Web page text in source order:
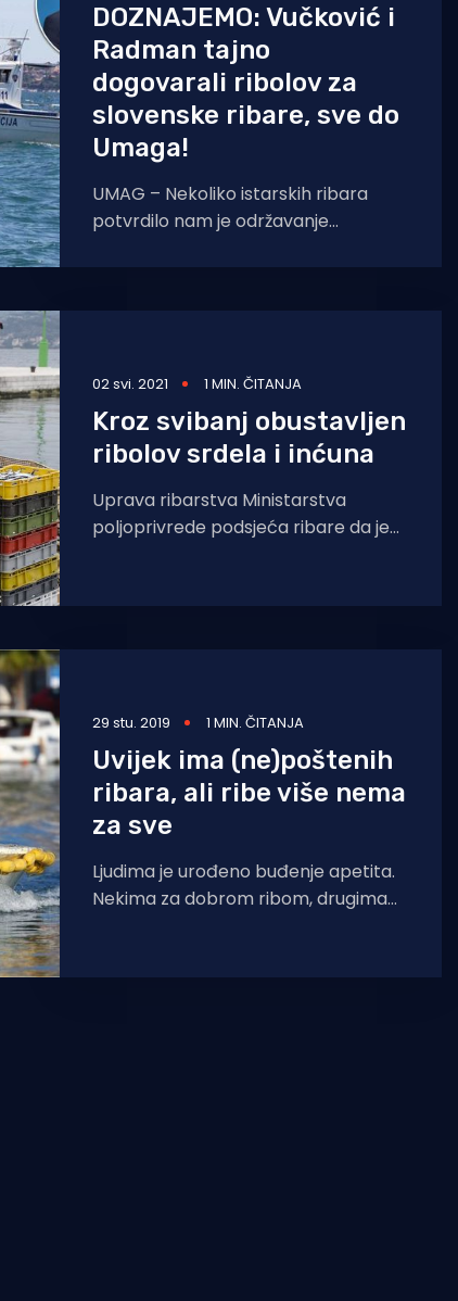
DOZNAJEMO: Vučković i
Radman tajno
dogovarali ribolov za
slovenske ribare, sve do
Umaga!
UMAG – Nekoliko istarskih ribara
potvrdilo nam je održavanje
poljoprivrede Marije Vučković,
02 svi. 2021 1 MIN. ČITANJA
Kroz svibanj obustavljen
ribolov srdela i inćuna
Uprava ribarstva Ministarstva
poljoprivrede podsjeća ribare da je
plivaricom – srdelarom, radi zaštite
29 stu. 2019 1 MIN. ČITANJA
Uvijek ima (ne)poštenih
ribara, ali ribe više nema
za sve
Ljudima je urođeno buđenje apetita.
Nekima za dobrom ribom, drugima